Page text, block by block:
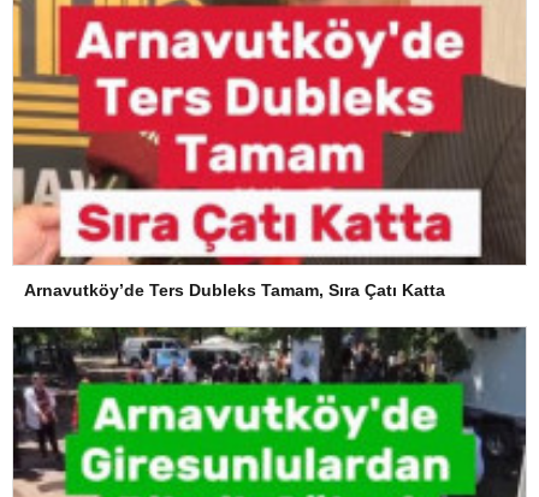
Arnavutköy’de Ters Dubleks Tamam, Sıra Çatı Katta